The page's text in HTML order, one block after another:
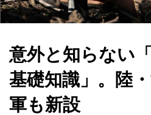
意外と知らない
基礎知識」。陸
軍も新設